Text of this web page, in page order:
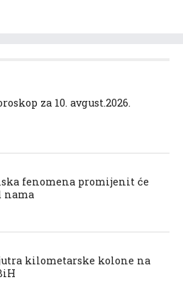
za 10. avgust.2026.
fenomena promijenit će
nama
kilometarske kolone na